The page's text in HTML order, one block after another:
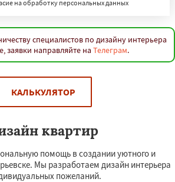
на обработку персональных данных
специалистов по дизайну интерьера
заявки направляйте на Телеграм.
КАЛЬКУЛЯТОР
квартир
помощь в создании уютного и
Мы разработаем дизайн интерьера
пожеланий.